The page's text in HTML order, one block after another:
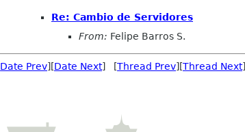
Re: Cambio de Servidores
From: Felipe Barros S.
Date Prev][Date Next] [Thread Prev][Thread Next